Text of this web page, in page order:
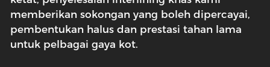
memberikan sokongan yang boleh dipercayai,
pembentukan halus dan prestasi tahan lama
untuk pelbagai gaya kot.